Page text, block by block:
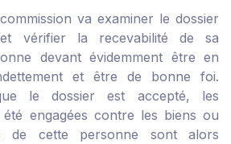
va examiner le dossier
vérifier la recevabilité de sa
devant évidemment être en
et être de bonne foi.
le dossier est accepté, les
engagées contre les biens ou
de cette personne sont alors